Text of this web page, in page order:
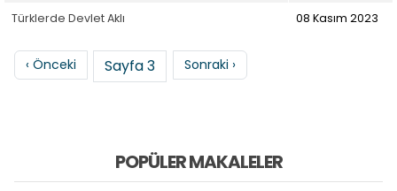
Türklerde Devlet Aklı 08 Kasım 2023
Sayfalama
Önceki sayfa
‹ Önceki Sayfa 3 Sonraki sayfa
Sonraki ›
POPÜLER MAKALELER